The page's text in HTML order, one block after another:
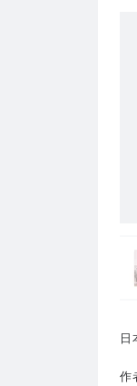
日
作